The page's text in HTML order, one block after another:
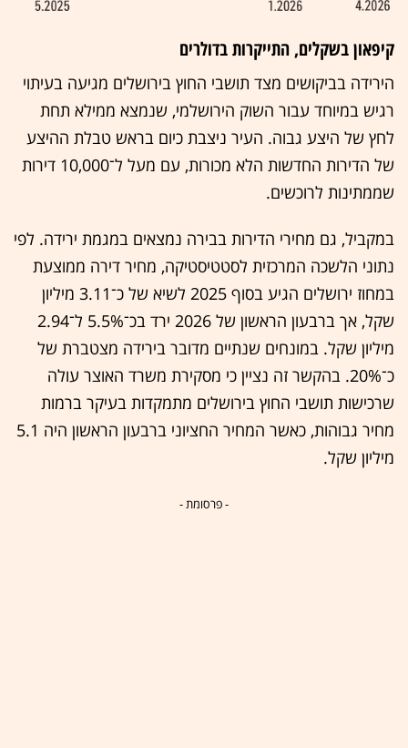
קיפאון בשקלים, התייקרות בדולרים
הירידה בביקושים מצד תושבי החוץ בירושלים מגיעה בעיתוי
רגיש במיוחד עבור השוק הירושלמי, שנמצא ממילא תחת
לחץ של היצע גבוה. העיר ניצבת כיום בראש טבלת ההיצע
של הדירות החדשות הלא מכורות, עם מעל ל־10,000 דירות
שממתינות לרוכשים.
במקביל, גם מחירי הדירות בבירה נמצאים במגמת ירידה. לפי
נתוני הלשכה המרכזית לסטטיסטיקה, מחיר דירה ממוצעת
במחוז ירושלים הגיע בסוף 2025 לשיא של כ־3.11 מיליון
שקל, אך ברבעון הראשון של 2026 ירד בכ־5.5% ל־2.94
מיליון שקל. במונחים שנתיים מדובר בירידה מצטברת של
כ־20%. בהקשר זה נציין כי מסקירת משרד האוצר עולה
שרכישות תושבי החוץ בירושלים מתמקדות בעיקר ברמות
מחיר גבוהות, כאשר המחיר החציוני ברבעון הראשון היה 5.1
מיליון שקל.
- פרסומת -